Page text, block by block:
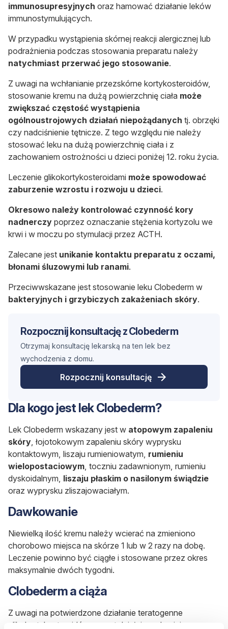
immunosupresyjnych oraz hamować działanie leków
immunostymulujących.
W przypadku wystąpienia skórnej reakcji alergicznej lub
podrażnienia podczas stosowania preparatu należy
natychmiast przerwać jego stosowanie.
Z uwagi na wchłanianie przezskórne kortykosteroidów,
stosowanie kremu na dużą powierzchnię ciała może
zwiększać częstość wystąpienia
ogólnoustrojowych działań niepożądanych tj. obrzęki
czy nadciśnienie tętnicze. Z tego względu nie należy
stosować leku na dużą powierzchnię ciała i z
zachowaniem ostrożności u dzieci poniżej 12. roku życia.
Leczenie glikokortykosteroidami może spowodować
zaburzenie wzrostu i rozwoju u dzieci.
Okresowo należy kontrolować czynność kory
nadnerczy poprzez oznaczanie stężenia kortyzolu we
krwi i w moczu po stymulacji przez ACTH.
Zalecane jest unikanie kontaktu preparatu z oczami,
błonami śluzowymi lub ranami.
Przeciwwskazane jest stosowanie leku Clobederm w
bakteryjnych i grzybiczych zakażeniach skóry.
Rozpocznij konsultację z Clobederm
Otrzymaj konsultację lekarską na ten lek bez
wychodzenia z domu.
Rozpocznij konsultację
Dla kogo jest lek Clobederm?
Lek Clobederm wskazany jest w atopowym zapaleniu
skóry, łojotokowym zapaleniu skóry wyprysku
kontaktowym, liszaju rumieniowatym, rumieniu
wielopostaciowym, toczniu zadawnionym, rumieniu
dyskoidalnym, liszaju płaskim o nasilonym świądzie
oraz wyprysku zliszajowaciałym.
Dawkowanie
Niewielką ilość kremu należy wcierać na zmieniono
chorobowo miejsca na skórze 1 lub w 2 razy na dobę.
Leczenie powinno być ciągłe i stosowane przez okres
maksymalnie dwóch tygodni.
Clobederm a ciąża
Z uwagi na potwierdzone działanie teratogenne
glikokortykosteroidów, nawet działających miejscowo